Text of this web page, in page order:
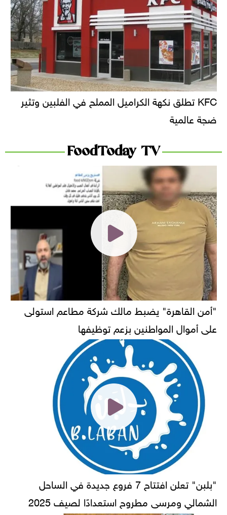
KFC تطلق نكهة الكراميل المملح في الفلبين وتثير
ضجة عالمية
FoodToday TV
"أمن القاهرة" يضبط مالك شركة مطاعم استولى
على أموال المواطنين بزعم توظيفها
"بلبن" تعلن افتتاح 7 فروع جديدة في الساحل
الشمالي ومرسى مطروح استعدادًا لصيف 2025